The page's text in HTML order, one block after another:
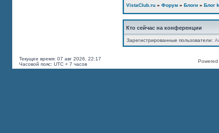
VistaClub.ru » Форум » Блоги » Блог
Кто сейчас на конференции
Зарегистрированные пользователи:
Текущее время: 07 авг 2026, 22:17
Часовой пояс: UTC + 7 часов